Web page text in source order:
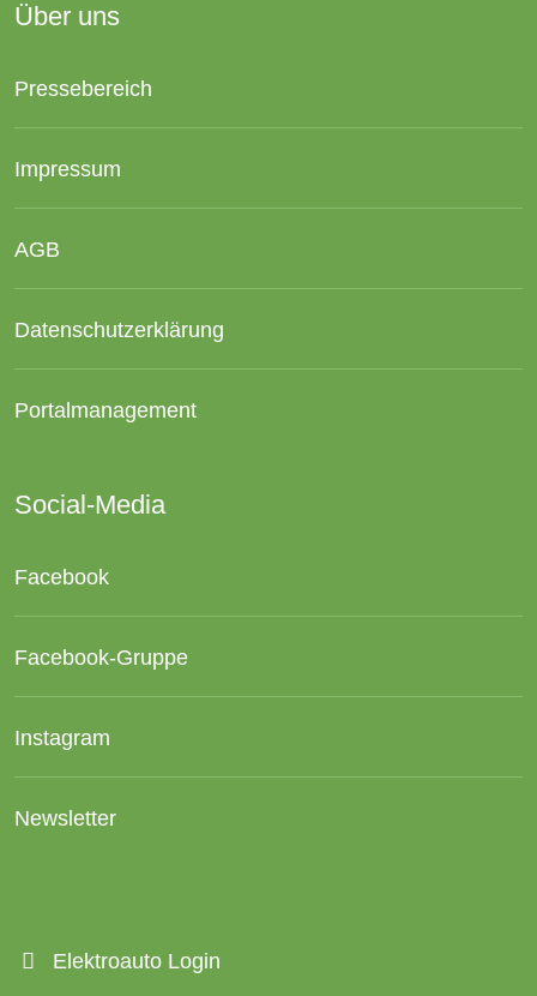
Über uns
Pressebereich
Impressum
AGB
Datenschutzerklärung
Portalmanagement
Social-Media
Facebook
Facebook-Gruppe
Instagram
Newsletter
Elektroauto Login